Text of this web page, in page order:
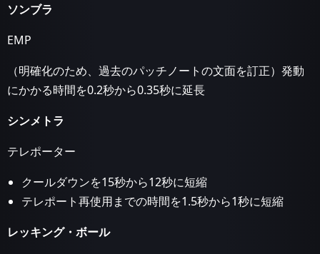
ソンブラ
EMP
（明確化のため、過去のパッチノートの文面を訂正）発動
にかかる時間を0.2秒から0.35秒に延長
シンメトラ
テレポーター
クールダウンを15秒から12秒に短縮
テレポート再使用までの時間を1.5秒から1秒に短縮
レッキング・ボール